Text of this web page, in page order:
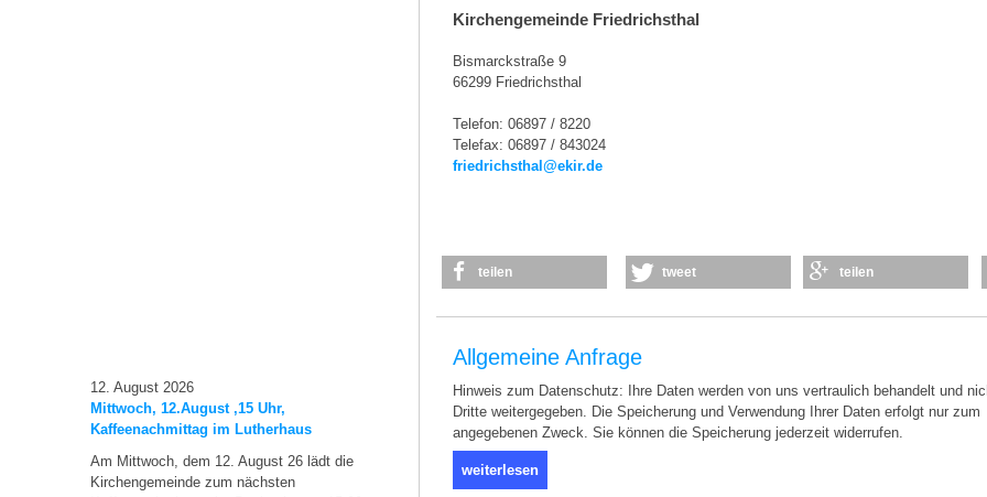
12. August 2026
Mittwoch, 12.August ,15 Uhr,
Kaffeenachmittag im Lutherhaus
Am Mittwoch, dem 12. August 26 lädt die
Kirchengemeinde zum nächsten
Kirchengemeinde Friedrichsthal
Bismarckstraße 9
66299 Friedrichsthal
Telefon: 06897 / 8220
Telefax: 06897 / 843024
friedrichsthal@ekir.de
teilen tweet teilen
Allgemeine Anfrage
Hinweis zum Datenschutz: Ihre Daten werden von uns vertraulich behandelt und
Dritte weitergegeben. Die Speicherung und Verwendung Ihrer Daten erfolgt nur zum
angegebenen Zweck. Sie können die Speicherung jederzeit widerrufen.
weiterlesen